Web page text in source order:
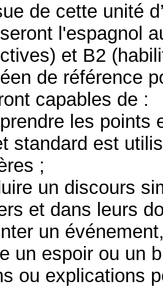
de cette unité
l'espagnol
et B2
de référence
capables de :
les points
standard est
;
un discours
et dans leurs
un
un espoir ou un
ou explications